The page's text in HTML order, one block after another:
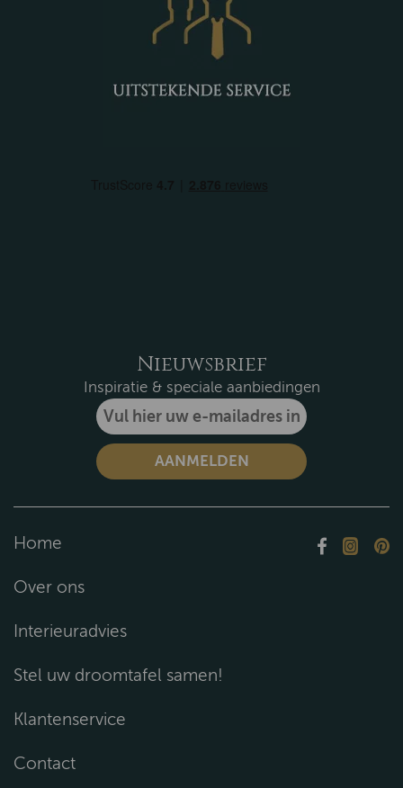
Nieuwsbrief
Inspiratie & speciale aanbiedingen
Home
Over ons
Interieuradvies
Stel uw droomtafel samen!
Klantenservice
Contact